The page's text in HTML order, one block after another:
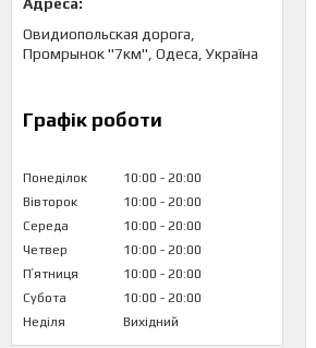
Овидиопольская дорога,
Промрынок "7км", Одеса, Україна
Графік роботи
Понеділок 10:00
20:00
Вівторок
10:00
20:00
Середа
10:00
20:00
Четвер
10:00
20:00
Пʼятниця
10:00
20:00
Субота
10:00
20:00
Неділя
Вихідний